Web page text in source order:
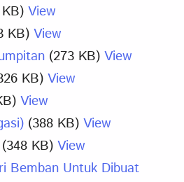
View
KB) View
(273 KB) View
KB) View
View
(388 KB) View
(348 KB) View
Bemban Untuk Dibuat